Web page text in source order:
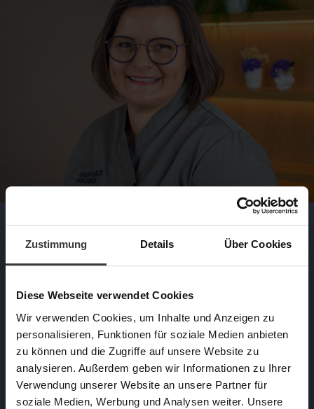
Zustimmung Details Über Cookies
Diese Webseite verwendet Cookies
Wir verwenden Cookies, um Inhalte und Anzeigen zu
personalisieren, Funktionen für soziale Medien anbieten
zu können und die Zugriffe auf unsere Website zu
analysieren. Außerdem geben wir Informationen zu Ihrer
Verwendung unserer Website an unsere Partner für
soziale Medien, Werbung und Analysen weiter. Unsere
„Ich empfehle diese Creme besonders
Pflege zugleich. In Kombination mit
der Ceramid Ampulle am Abend wirkt
die Haut noch ausgeglichener und
wunderbar gestärkt.“